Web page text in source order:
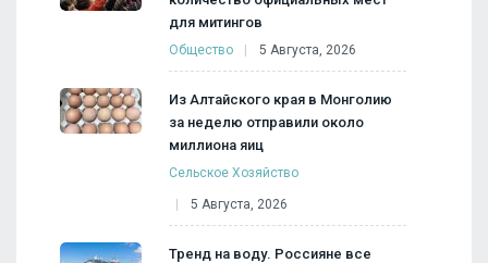
для митингов
Общество 5 Августа, 2026
Из Алтайского края в Монголию
за неделю отправили около
миллиона яиц
Сельское Хозяйство
5 Августа, 2026
Тренд на воду. Россияне все